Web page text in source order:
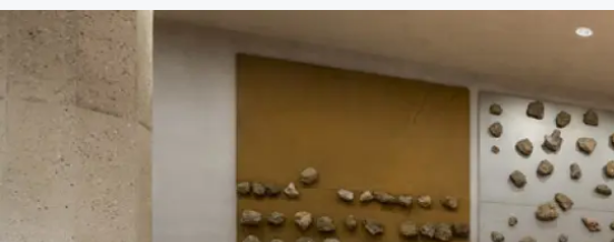
Alle wet- en regelgeving voor de
Advocatenwet tot de Verordening op de
(Voda) en de Regeling op de advocatuur